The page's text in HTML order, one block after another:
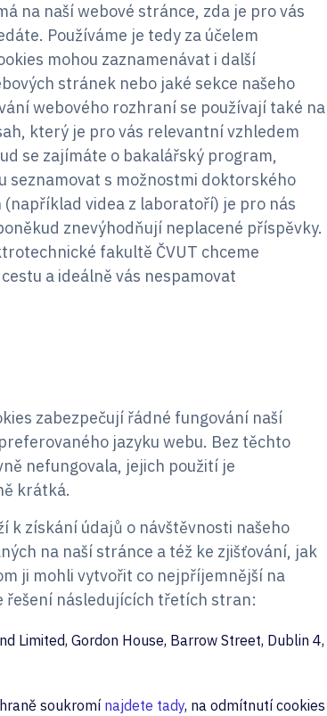
na naší webové stránce, zda je pro vás
Používáme je tedy za účelem
mohou zaznamenávat i další
stránek nebo jaké sekce našeho
webového rozhraní se používají také na
který je pro vás relevantní vzhledem
se zajímáte o bakalářský program,
seznamovat s možnostmi doktorského
videa z laboratoří) je pro nás
znevýhodňují neplacené příspěvky.
fakultě ČVUT chceme
a ideálně vás nespamovat
zabezpečují řádné fungování naší
jazyku webu. Bez těchto
nefungovala, jejich použití je
krátká.
k získání údajů o návštěvnosti našeho
na naší stránce a též ke zjišťování, jak
ji mohli vytvořit co nejpříjemnější na
řešení následujících třetích stran:
Limited, Gordon House, Barrow Street, Dublin 4,
soukromí najdete tady, na odmítnutí cookies